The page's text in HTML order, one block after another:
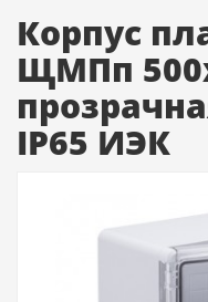
Корпус
ЩМПп
IP65 ИЭК